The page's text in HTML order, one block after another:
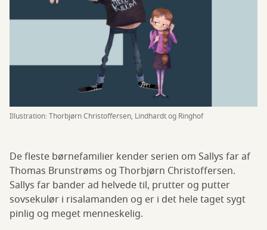
Illustration: Thorbjørn Christoffersen, Lindhardt og Ringhof
De fleste børnefamilier kender serien om Sallys far af
Thomas Brunstrøms og Thorbjørn Christoffersen.
Sallys far bander ad helvede til, prutter og putter
sovsekulør i risalamanden og er i det hele taget sygt
pinlig og meget menneskelig.